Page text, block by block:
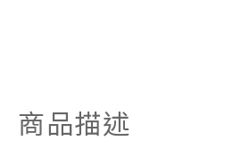
商品描述